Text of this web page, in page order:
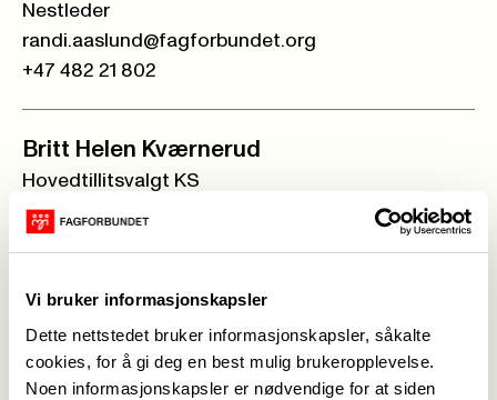
Vi bruker informasjonskapsler
Dette nettstedet bruker informasjonskapsler, såkalte
cookies, for å gi deg en best mulig brukeropplevelse.
Noen informasjonskapsler er nødvendige for at siden
Nestleder
randi.aaslund@fagforbundet.org
+47 482 21 802
Britt Helen Kværnerud
Hovedtillitsvalgt KS
britt-helen.kvarnerud@gjovik.kommune.no
+47 918 89 774
Hovedtillitsvalgt KS
randi.aaslund@gjovik.kommune.no